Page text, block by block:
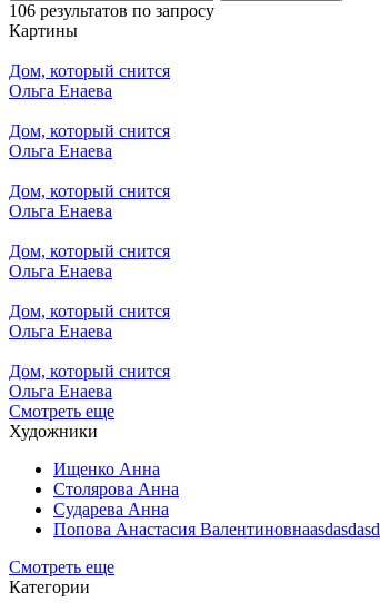
106 результатов по запросу
Картины
Дом, который снится
Ольга Енаева
Дом, который снится
Ольга Енаева
Дом, который снится
Ольга Енаева
Дом, который снится
Ольга Енаева
Дом, который снится
Ольга Енаева
Дом, который снится
Ольга Енаева
Смотреть еще
Художники
Ищенко Анна
Столярова Анна
Сударева Анна
Попова Анастасия Валентиновнаasdasdasd
Смотреть еще
Категории